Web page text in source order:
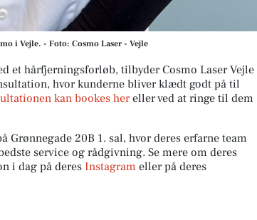
i Vejle. - Foto: Cosmo Laser - Vejle
et hårfjerningsforløb, tilbyder Cosmo Laser Vejle
hvor kunderne bliver klædt godt på til
kan bookes hereller ved at ringe til dem
Grønnegade 20B 1. sal, hvor deres erfarne team
service og rådgivning. Se mere om deres
i dag på deres Instagram eller på deres